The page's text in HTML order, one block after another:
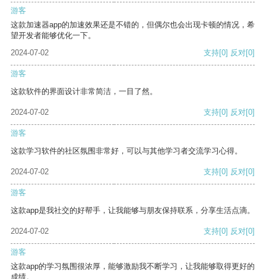
游客
这款加速器app的加速效果还是不错的，但偶尔也会出现卡顿的情况，希
望开发者能够优化一下。
2024-07-02
支持[0] 反对[0]
游客
这款软件的界面设计非常简洁，一目了然。
2024-07-02 支持[0] 反对[0]
游客
这款学习软件的社区氛围非常好，可以与其他学习者交流学习心得。
2024-07-02 支持[0] 反对[0]
游客
这款app是我社交的好帮手，让我能够与朋友保持联系，分享生活点滴。
2024-07-02 支持[0] 反对[0]
游客
这款app的学习氛围很浓厚，能够激励我不断学习，让我能够取得更好的
成绩。